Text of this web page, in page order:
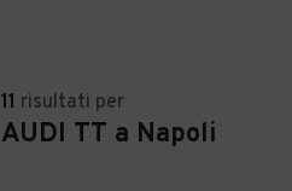
11 risultati per
AUDI TT a Napoli